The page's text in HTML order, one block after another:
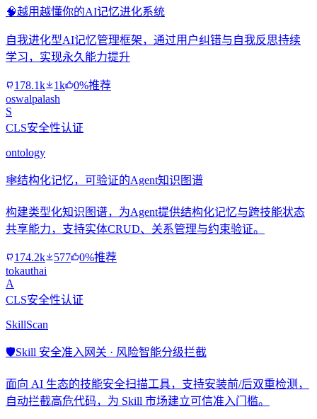
🧠越用越懂你的AI记忆进化系统
自我进化型AI记忆管理框架，通过用户纠错与自我反思持续
学习，实现永久能力提升
178.1k 1k
0%推荐
oswalpalash
S
CLS安全性认证
ontology
🕸️结构化记忆，可验证的Agent知识图谱
构建类型化知识图谱，为Agent提供结构化记忆与跨技能状态
共享能力，支持实体CRUD、关系管理与约束验证。
174.2k 577
0%推荐
tokauthai
A
CLS安全性认证
SkillScan
🛡️Skill 安全准入网关 · 风险智能分级拦截
面向 AI 生态的技能安全扫描工具，支持安装前/后双重检测，
自动拦截高危代码，为 Skill 市场建立可信准入门槛。